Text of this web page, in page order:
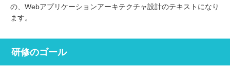
の、Webアプリケーションアーキテクチャ設計のテキストになり
ます。
研修のゴール